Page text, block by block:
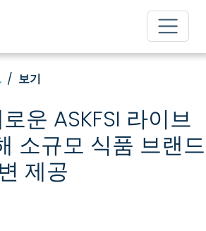
보기
운 ASKFSI 라이브
소규모 식품 브랜드
제공